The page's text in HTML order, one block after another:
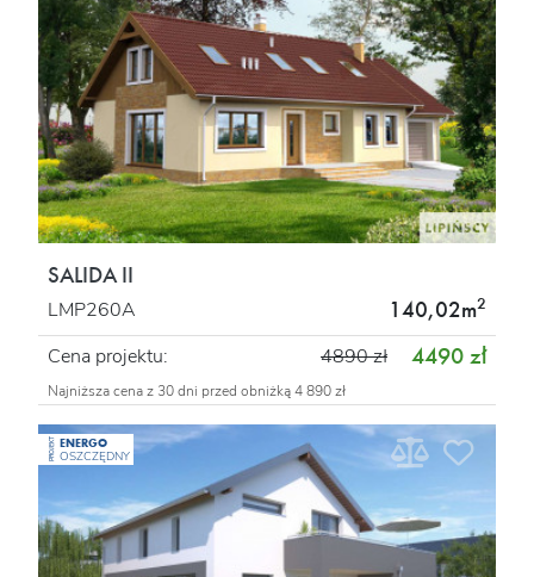
SALIDA II
LMP260A 140,02m2
Cena projektu: 4490 zł
4890 zł
Najniższa cena z 30 dni przed obniżką 4 890 zł
PROJEKT ENERGO
OSZCZĘDNY